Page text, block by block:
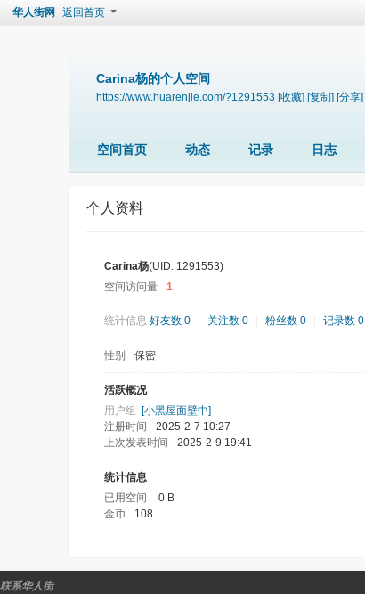
华人街网 返回首页
Carina杨的个人空间
https://www.huarenjie.com/?1291553 [收藏] [复制] [分享]
空间首页 动态 记录 日志
个人资料
Carina杨(UID: 1291553)
空间访问量
1
统计信息 好友数 0 关注数 0 粉丝数 0 记录数 0
性别 保密
活跃概况
用户组 [小黑屋面壁中]
注册时间
2025-2-7 10:27
上次发表时间
2025-2-9 19:41
统计信息
已用空间
0 B
金币
108
联系华人街